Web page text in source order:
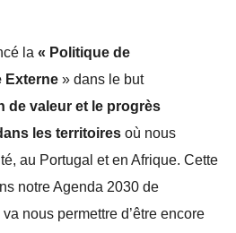
la« Politique de
Externe » dans le but
de valeur et le progrès
les territoires où nous
au Portugal et en Afrique. Cette
notre Agenda 2030 de
nous permettre d’être encore